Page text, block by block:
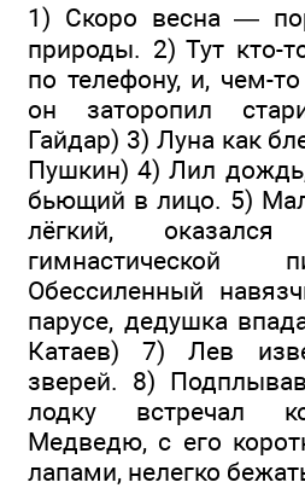
1) Скоро весна —
природы. 2) Тут кто-
по телефону, и, чем-
он заторопил
Гайдар) 3) Луна как
Пушкин) 4) Лил
бьющий в лицо. 5)
лёгкий,
гимнастической
Обессиленный
парусе, дедушка
Катаев) 7) Лев
зверей. 8)
лодку встречал
Медведю, с его
лапами, нелегко